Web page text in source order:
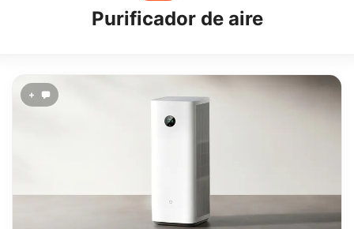
Purificador de aire
+